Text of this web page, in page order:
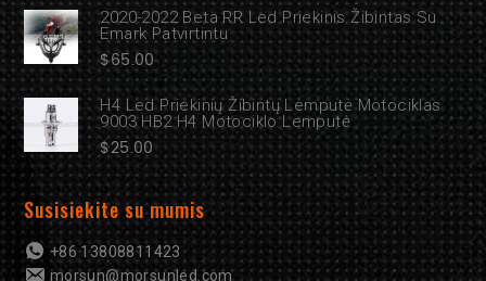
2020-2022 Beta RR Led Priekinis Žibintas Su
Emark Patvirtintu
$65.00
H4 Led Priekinių Žibintų Lemputė Motociklas
9003 HB2 H4 Motociklo Lemputė
$25.00
Susisiekite su mumis
+86 13808811423
morsun@morsunled.com